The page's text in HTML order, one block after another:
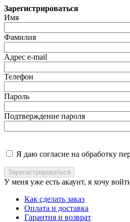
Зарегистрироваться
Имя
Фамилия
Адрес e-mail
Телефон
Пароль
Подтверждение пароля
Я даю согласие на обработку
У меня уже есть акаунт, я хочу
Как сделать заказ
Оплата и доставка
Гарантия и возврат